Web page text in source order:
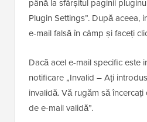
până la sfârșitul paginii
Plugin Settings”. După aceea,
e-mail falsă în câmp și faceți
Dacă acel e-mail specific este
notificare „Invalid – Ați
invalidă. Vă rugăm să
de e-mail validă”.